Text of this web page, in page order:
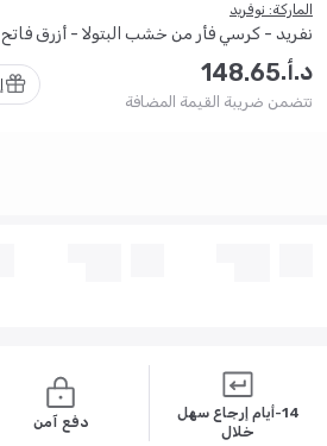
الماركة: نوفريد
نفريد - كرسي فأر من خشب البتولا - أزرق فاتح
د.أ. 148.65
تتضمن ضريبة القيمة المضافة
14-أيام إرجاع سهل
خلال
دفع آمن